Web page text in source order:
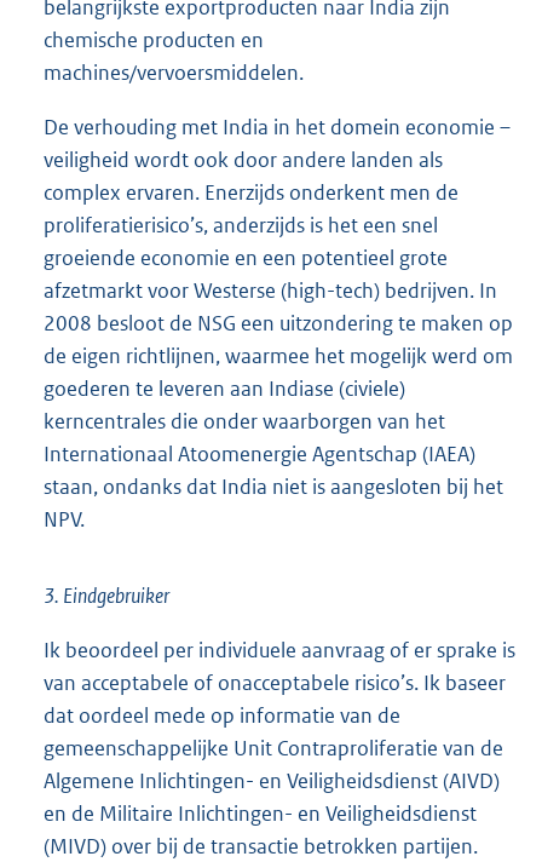
belangrijkste exportproducten naar India zijn
chemische producten en
machines/vervoersmiddelen.
De verhouding met India in het domein economie –
veiligheid wordt ook door andere landen als
complex ervaren. Enerzijds onderkent men de
proliferatierisico’s, anderzijds is het een snel
groeiende economie en een potentieel grote
afzetmarkt voor Westerse (high-tech) bedrijven. In
2008 besloot de NSG een uitzondering te maken op
de eigen richtlijnen, waarmee het mogelijk werd om
goederen te leveren aan Indiase (civiele)
kerncentrales die onder waarborgen van het
Internationaal Atoomenergie Agentschap (IAEA)
staan, ondanks dat India niet is aangesloten bij het
NPV.
3. Eindgebruiker
Ik beoordeel per individuele aanvraag of er sprake is
van acceptabele of onacceptabele risico’s. Ik baseer
dat oordeel mede op informatie van de
gemeenschappelijke Unit Contraproliferatie van de
Algemene Inlichtingen- en Veiligheidsdienst (AIVD)
en de Militaire Inlichtingen- en Veiligheidsdienst
(MIVD) over bij de transactie betrokken partijen.